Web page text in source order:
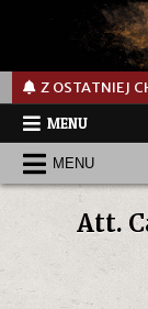
Z OSTATNIEJ
JAK DZIAŁA
MENU
MENU
Att.